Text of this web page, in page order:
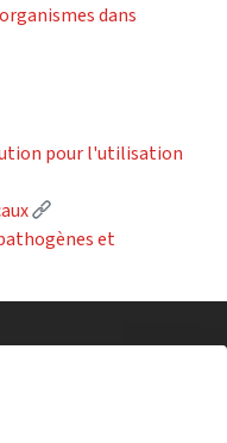
dans
link)
pour l'utilisation
(External link)
et
link)